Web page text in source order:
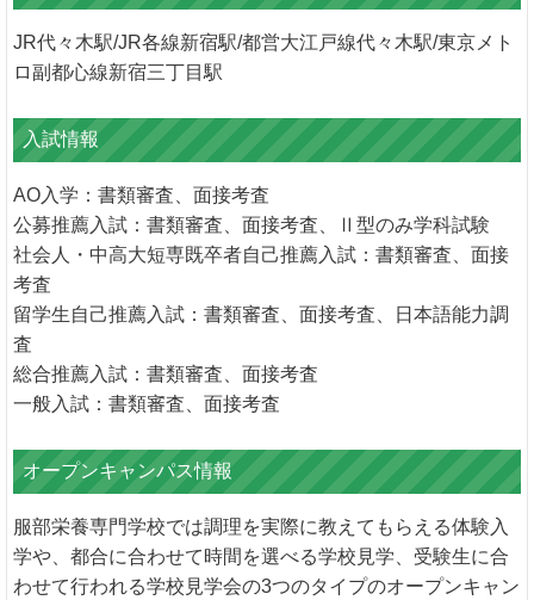
JR代々木駅/JR各線新宿駅/都営大江戸線代々木駅/東京メト
ロ副都心線新宿三丁目駅
入試情報
AO入学：書類審査、面接考査
公募推薦入試：書類審査、面接考査、Ⅱ型のみ学科試験
社会人・中高大短専既卒者自己推薦入試：書類審査、面接
考査
留学生自己推薦入試：書類審査、面接考査、日本語能力調
査
総合推薦入試：書類審査、面接考査
一般入試：書類審査、面接考査
オープンキャンパス情報
服部栄養専門学校では調理を実際に教えてもらえる体験入
学や、都合に合わせて時間を選べる学校見学、受験生に合
わせて行われる学校見学会の3つのタイプのオープンキャン